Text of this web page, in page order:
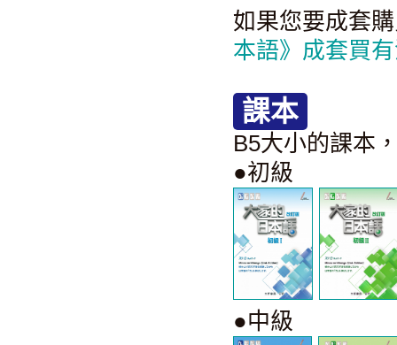
如果您要成套
本語》成套買
課本
B5大小的課本
●初級
●中級